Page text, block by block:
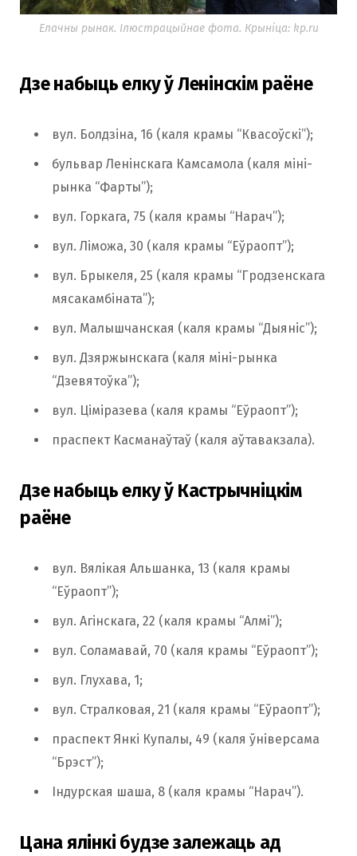
Елачны рынак. Ілюстрацыйнае фота. Крыніца: kp.ru
Дзе набыць елку ў Ленінскім раёне
вул. Болдзіна, 16 (каля крамы “Квасоўскі”);
бульвар Ленінскага Камсамола (каля міні-
рынка “Фарты”);
вул. Горкага, 75 (каля крамы “Нарач”);
вул. Ліможа, 30 (каля крамы “Еўраопт”);
вул. Брыкеля, 25 (каля крамы “Гродзенскага
мясакамбіната”);
вул. Малышчанская (каля крамы “Дыяніс”);
вул. Дзяржынскага (каля міні-рынка
“Дзевятоўка”);
вул. Ціміразева (каля крамы “Еўраопт”);
праспект Касманаўтаў (каля аўтавакзала).
Дзе набыць елку ў Кастрычніцкім
раёне
вул. Вялікая Альшанка, 13 (каля крамы
“Еўраопт”);
вул. Агінскага, 22 (каля крамы “Алмі”);
вул. Соламавай, 70 (каля крамы “Еўраопт”);
вул. Глухава, 1;
вул. Стралковая, 21 (каля крамы “Еўраопт”);
праспект Янкі Купалы, 49 (каля ўніверсама
“Брэст”);
Індурская шаша, 8 (каля крамы “Нарач”).
Цана ялінкі будзе залежаць ад